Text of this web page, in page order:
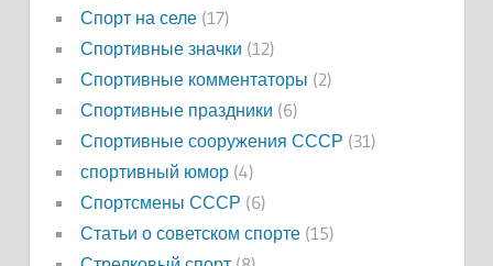
Спорт на селе(17)
Спортивные значки (12)
Спортивные комментаторы (2)
Спортивные праздники (6)
Спортивные сооружения СССР (31)
спортивный юмор(4)
Спортсмены СССР (6)
Статьи о советском спорте(15)